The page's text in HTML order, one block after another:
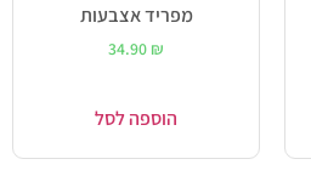
מפריד אצבעות
34.90 ₪
הוספה לסל